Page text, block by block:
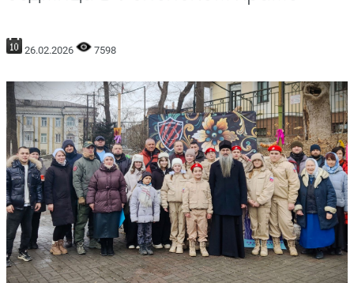
26.02.2026 7598